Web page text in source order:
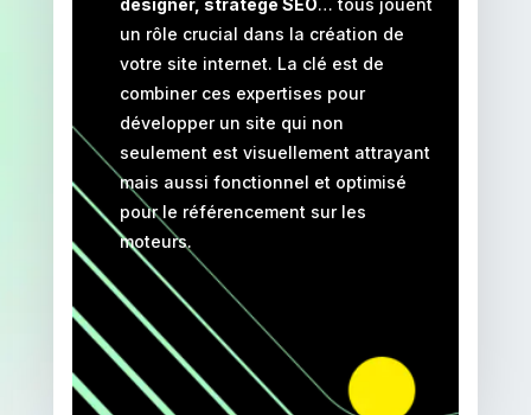
designer, stratège SEO… tous jouent
un rôle crucial dans la création de
votre site internet. La clé est de
combiner ces expertises pour
développer un site qui non
seulement est visuellement attrayant
mais aussi fonctionnel et optimisé
pour le référencement sur les
moteurs.